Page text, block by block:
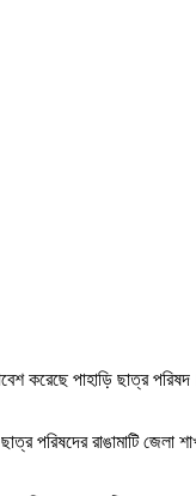
করেছে পাহাড়ি ছাত্র
রাঙামাটি জেলা